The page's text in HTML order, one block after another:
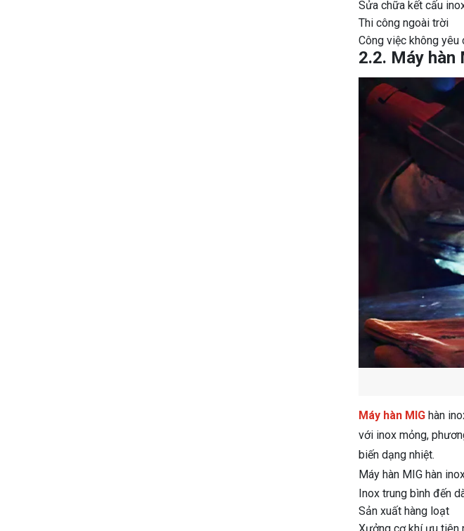
Sửa chữa kết cấu
Thi công ngoài trời
Công việc không yêu
2.2. Máy hàn
Máy hàn MIG hàn
với inox mỏng,
biến dạng nhiệt.
Máy hàn MIG hàn
Inox trung bình đến
Sản xuất hàng loạt